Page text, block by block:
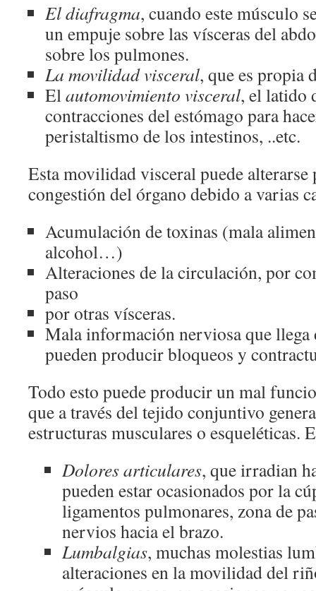
El diafragma, cuando este músculo
un empuje sobre las vísceras del
sobre los pulmones.
La movilidad visceral, que es propia
Elautomovimiento visceral, el latido
contracciones del estómago para
peristaltismo de los intestinos, ..etc.
Esta movilidad visceral puede alterarse
congestión del órgano debido a varias
Acumulación de toxinas (mala
alcohol…)
Alteraciones de la circulación, por
paso
por otras vísceras.
Mala información nerviosa que llega
pueden producir bloqueos y
Todo esto puede producir un mal
que a través del tejido conjuntivo
estructuras musculares o esqueléticas.
Dolores articulares, que irradian
pueden estar ocasionados por la
ligamentos pulmonares, zona de
nervios hacia el brazo.
Lumbalgias, muchas molestias
alteraciones en la movilidad del